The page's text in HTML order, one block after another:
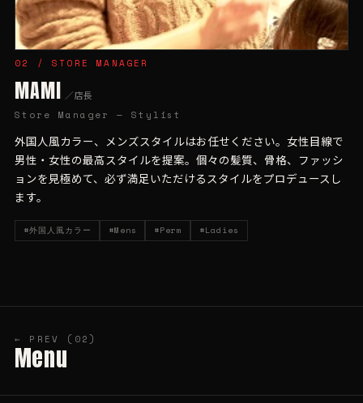
02 / STORE MANAGER
MAMI ／店長
Store Manager — Stylist
外国人風カラー、メンズスタイルはお任せください。女性目線で
男性・女性の最高スタイルを提案。個々の髪質、骨格、ファッシ
ョンを見極めて、必ず満足いただけるスタイルをプロデュースし
ます。
#外国人風カラー #Mens #Perm #Ladies
← PREV (02)
Menu